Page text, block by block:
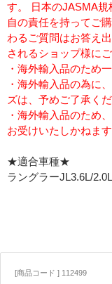
す。 日本のJASMA
自の責任を持ってご
わるご質問はお答え
されるショップ様に
・海外輸入品のため
・海外輸入品の為に
ズは、予めご了承くだ
・海外輸入品のため
お受けいたしかねます
★適合車種★
ラングラーJL3.6L/
[商品コード ] 112499